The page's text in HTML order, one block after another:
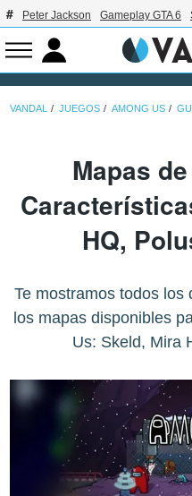
Peter Jackson Gameplay GTA 6
VANDAL JUEGOS AMONG US
Mapas
HQ,
Te mostramos todos
los mapas disponibles
Us: Skeld, Mira